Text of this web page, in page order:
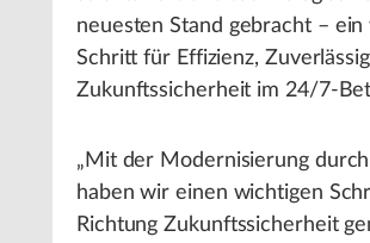
neuesten Stand gebracht –
Schritt für Effizienz,
Zukunftssicherheit im 24/7-
„Mit der Modernisierung
haben wir einen wichtigen
Richtung Zukunftssicherheit